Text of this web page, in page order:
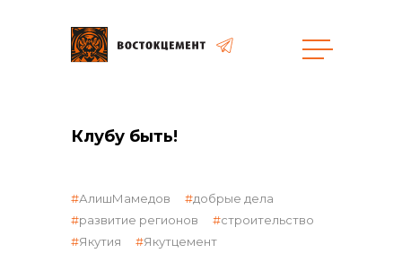
Закупки
Клубу быть!
АлишМамедов
добрые дела
развитие регионов
строительство
Якутия
Якутцемент